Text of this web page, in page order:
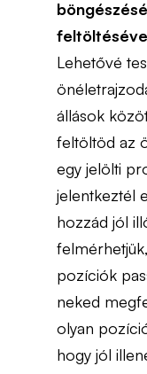
Lehetővé
állások
feltöltöd az
egy jelölti
jelentkeztél
hozzád jól
pozíciók
neked
olyan
hogy jól